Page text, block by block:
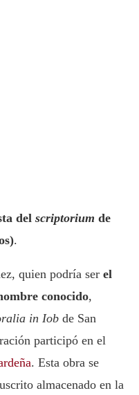
del scriptorium de
.
quien podría ser el
conocido,
in Iob de San
participó en el
. Esta obra se
almacenado en la